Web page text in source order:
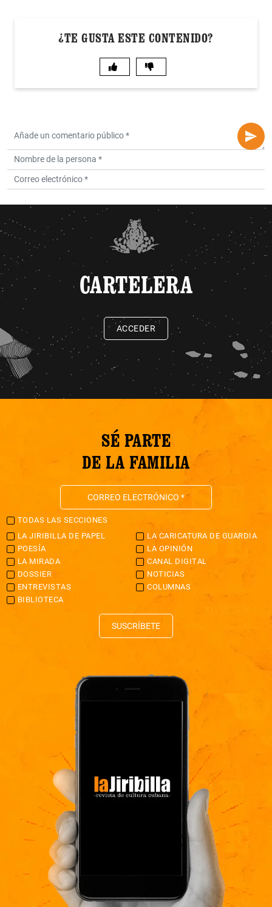
¿TE GUSTA ESTE CONTENIDO?
CARTELERA
ACCEDER
SÉ PARTE
DE LA FAMILIA
TODAS LAS SECCIONES
LA JIRIBILLA DE PAPEL
LA CARICATURA DE GUARDIA
POESÍA
LA OPINIÓN
LA MIRADA
CANAL DIGITAL
DOSSIER
NOTICIAS
ENTREVISTAS
COLUMNAS
BIBLIOTECA
SUSCRÍBETE